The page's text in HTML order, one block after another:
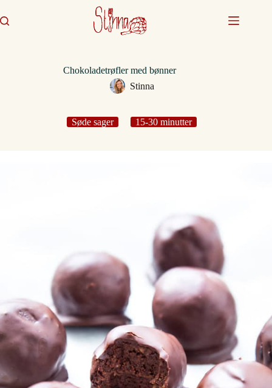
til
indhold
Chokoladetrøfler med bønner
Stinna
Søde sager 15-30 minutter